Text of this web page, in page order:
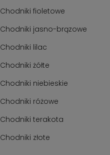
Chodniki fioletowe
Chodniki jasno-brązowe
Chodniki lilac
Chodniki żółte
Chodniki niebieskie
Chodniki różowe
Chodniki terakota
Chodniki złote